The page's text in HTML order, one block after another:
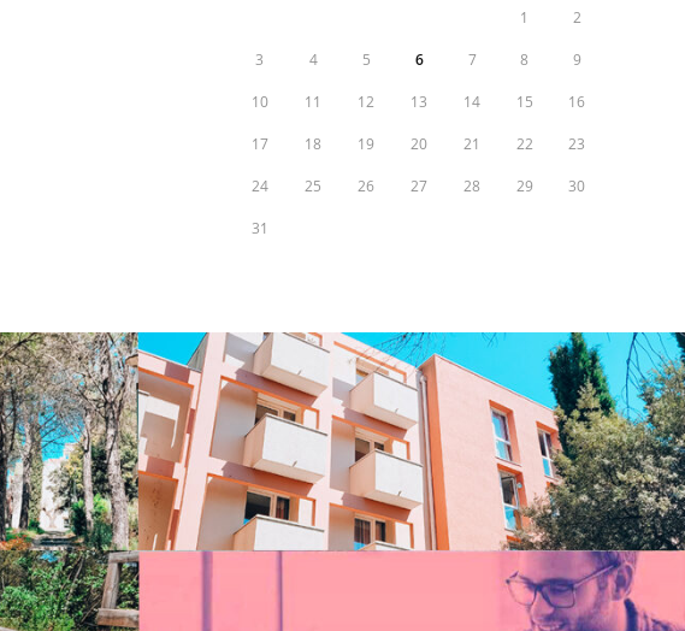
1 2
3 4 5 6 7 8 9
10 11 12 13 14 15 16
17 18 19 20 21 22 23
24 25 26 27 28 29 30
31